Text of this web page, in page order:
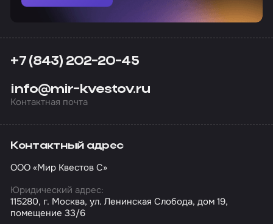
+7 (843) 202-20-45
info@mir-kvestov.ru
Контактная почта
Контактный адрес
ООО «Мир Квестов С»
Юридический адрес:
115280, г. Москва, ул. Ленинская Слобода, дом 19,
помещение 33/6